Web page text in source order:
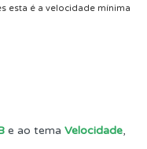
esta é a velocidade mínima
e ao tema Velocidade,